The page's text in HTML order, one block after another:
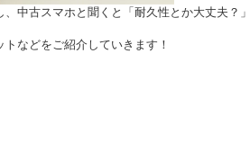
中古スマホと聞くと「耐久性とか大丈夫？
などをご紹介していきます！